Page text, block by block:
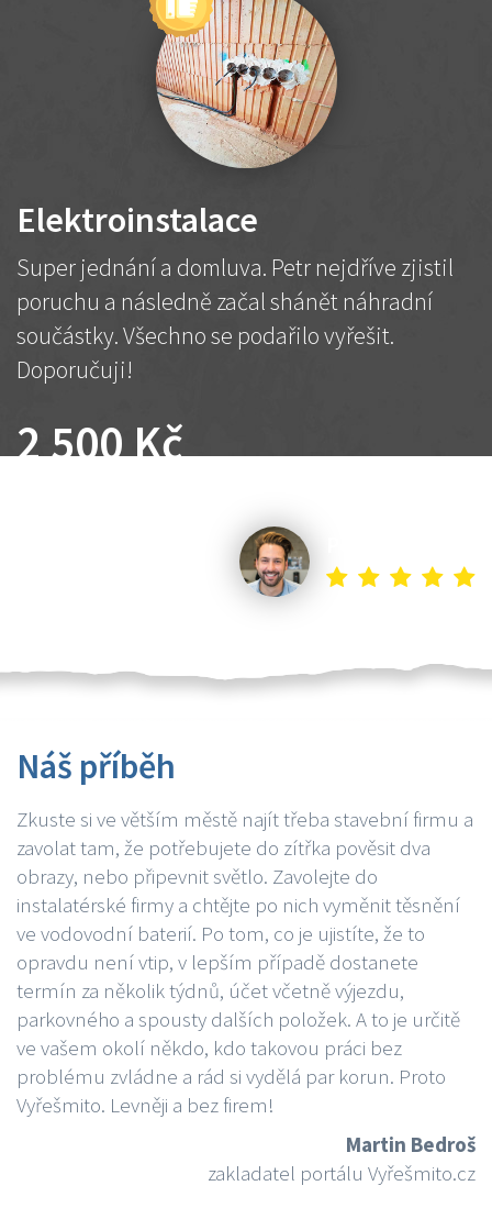
Elektroinstalace
Super jednání a domluva. Petr nejdříve zjistil
poruchu a následně začal shánět náhradní
součástky. Všechno se podařilo vyřešit.
Doporučuji!
2 500 Kč
Náš příběh
Zkuste si ve větším městě najít třeba stavební firmu a
zavolat tam, že potřebujete do zítřka pověsit dva
obrazy, nebo připevnit světlo. Zavolejte do
instalatérské firmy a chtějte po nich vyměnit těsnění
ve vodovodní baterií. Po tom, co je ujistíte, že to
opravdu není vtip, v lepším případě dostanete
termín za několik týdnů, účet včetně výjezdu,
parkovného a spousty dalších položek. A to je určitě
ve vašem okolí někdo, kdo takovou práci bez
problému zvládne a rád si vydělá par korun. Proto
Vyřešmito. Levněji a bez firem!
Martin Bedroš
zakladatel portálu Vyřešmito.cz